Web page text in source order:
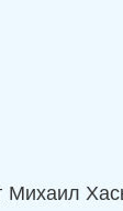
Михаил